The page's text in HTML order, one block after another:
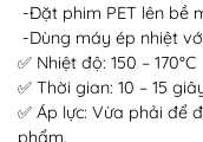
-Đặt phim PET lên bề
-Dùng máy ép nhiệt
✅ Nhiệt độ: 150 – 170°C
✅ Thời gian: 10 – 15
✅ Áp lực: Vừa phải để
phẩm.